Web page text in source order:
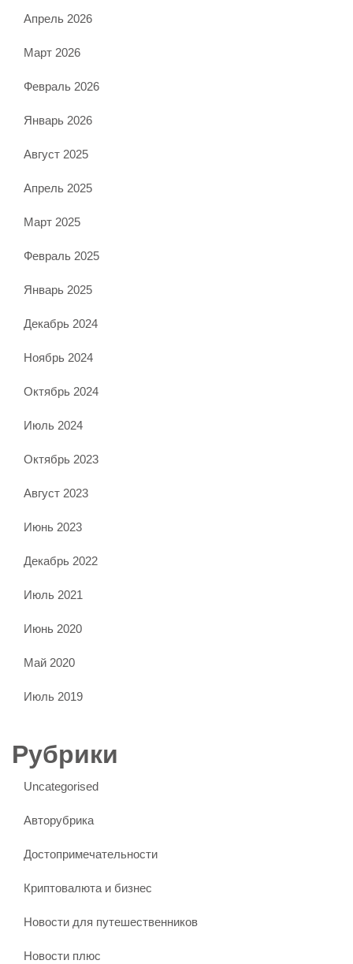
Апрель 2026
Март 2026
Февраль 2026
Январь 2026
Август 2025
Апрель 2025
Март 2025
Февраль 2025
Январь 2025
Декабрь 2024
Ноябрь 2024
Октябрь 2024
Июль 2024
Октябрь 2023
Август 2023
Июнь 2023
Декабрь 2022
Июль 2021
Июнь 2020
Май 2020
Июль 2019
Рубрики
Uncategorised
Авторубрика
Достопримечательности
Криптовалюта и бизнес
Новости для путешественников
Новости плюс